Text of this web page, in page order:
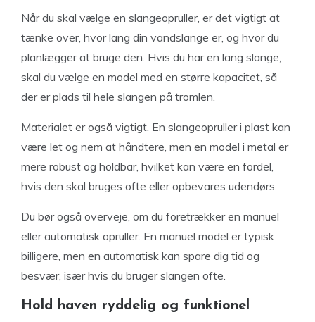
Når du skal vælge en slangeopruller, er det vigtigt at
tænke over, hvor lang din vandslange er, og hvor du
planlægger at bruge den. Hvis du har en lang slange,
skal du vælge en model med en større kapacitet, så
der er plads til hele slangen på tromlen.
Materialet er også vigtigt. En slangeopruller i plast kan
være let og nem at håndtere, men en model i metal er
mere robust og holdbar, hvilket kan være en fordel,
hvis den skal bruges ofte eller opbevares udendørs.
Du bør også overveje, om du foretrækker en manuel
eller automatisk opruller. En manuel model er typisk
billigere, men en automatisk kan spare dig tid og
besvær, især hvis du bruger slangen ofte.
Hold haven ryddelig og funktionel